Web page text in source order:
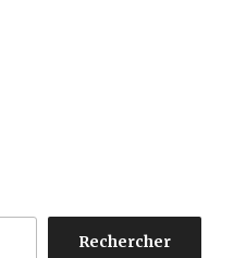
Rechercher